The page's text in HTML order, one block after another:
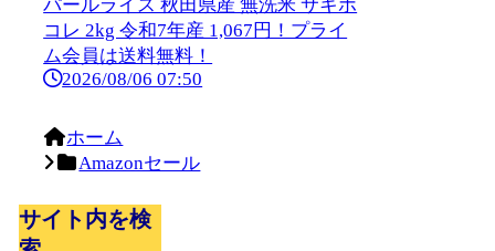
パールライス 秋田県産 無洗米 サキホ
コレ 2kg 令和7年産 1,067円！プライ
ム会員は送料無料！
2026/08/06 07:50
ホーム
Amazonセール
サイト内を検